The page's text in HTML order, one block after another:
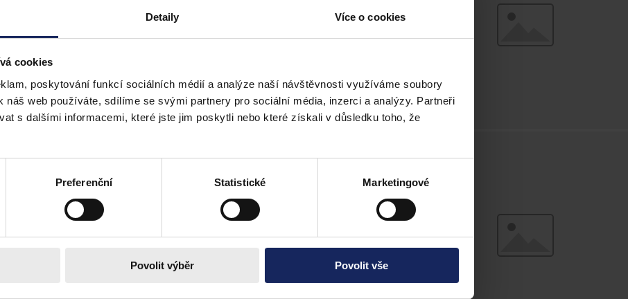
Detaily Více o cookies
cookies
poskytování funkcí sociálních médií a analýze naší návštěvnosti využíváme soubory
náš web používáte, sdílíme se svými partnery pro sociální média, inzerci a analýzy. Partneři
s dalšími informacemi, které jste jim poskytli nebo které získali v důsledku toho, že
Preferenční Statistické Marketingové
Povolit výběr Povolit vše